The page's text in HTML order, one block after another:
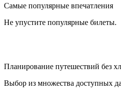
Самые популярные впечатления
Не упустите популярные билеты.
Планирование путешествий без
Выбор из множества доступных